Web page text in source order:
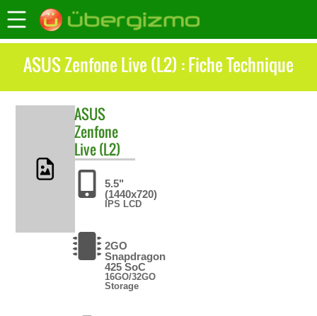
ASUS Zenfone Live (L2) : Fiche Technique
ASUS
Zenfone
Live (L2)
5.5"
(1440x720)
IPS LCD
2GO
Snapdragon
425 SoC
16GO/32GO
Storage